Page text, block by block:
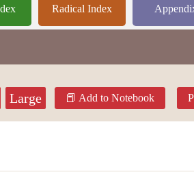
Radical Index
Large Add to Notebook